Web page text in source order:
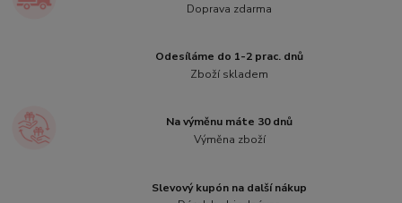
Doprava zdarma
Odesíláme do 1-2 prac. dnů
Zboží skladem
Na výměnu máte 30 dnů
Výměna zboží
Slevový kupón na další nákup